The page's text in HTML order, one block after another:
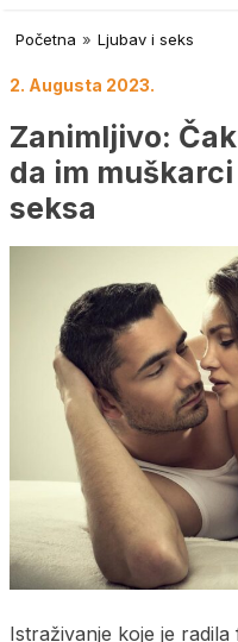
Početna » Ljubav i seks
2. Augusta 2023.
Zanimljivo:
da im
seksa
Istraživanje koje je radila